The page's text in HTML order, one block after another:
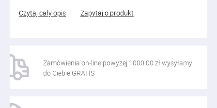
Czytaj cały opis
Zapytaj o produkt
Zamówienia on-line powyżej 1000,00 zł wysyłamy
do Ciebie GRATIS